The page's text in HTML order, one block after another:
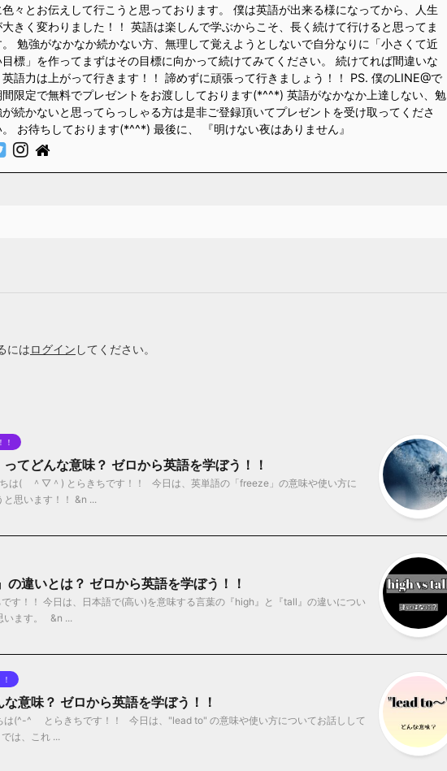
色々とお伝えして行こうと思っております。 僕は英語が出来る様になってから、人生
大きく変わりました！！ 英語は楽しんで学ぶからこそ、長く続けて行けると思ってま
。 勉強がなかなか続かない方、無理して覚えようとしないで自分なりに「小さくて近
目標」を作ってまずはその目標に向かって続けてみてください。 続けてれば間違いな
英語力は上がって行きます！！ 諦めずに頑張って行きましょう！！ PS. 僕のLINE@で
間限定で無料でプレゼントをお渡ししております(*^^*) 英語がなかなか上達しない、勉
が続かないと思ってらっしゃる方は是非ご登録頂いてプレゼントを受け取ってくださ
。 お待ちしております(*^^*) 最後に、 『明けない夜はありません』
にはログイン してください。
！
てどんな意味？ ゼロから英語を学ぼう！！
( ＾▽＾) とらきちです！！ 今日は、英単語の「freeze」の意味や使い方に
思います！！ &n ...
の違いとは？ ゼロから英語を学ぼう！！
す！！ 今日は、日本語で(高い)を意味する言葉の『high』と『tall』の違いについ
います。 &n ...
意味？ ゼロから英語を学ぼう！！
(^-^ゞ とらきちです！！ 今日は、"lead to" の意味や使い方についてお話しして
は、これ ...